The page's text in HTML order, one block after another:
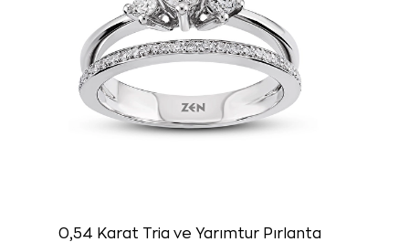
0,54 Karat Tria ve Yarımtur Pırlanta